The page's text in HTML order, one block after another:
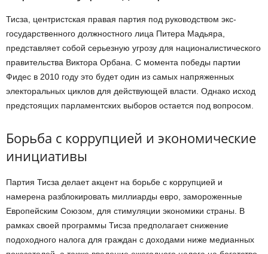
Тисза, центристская правая партия под руководством экс-
государственного должностного лица Питера Мадьяра,
представляет собой серьезную угрозу для националистического
правительства Виктора Орбана. С момента победы партии
Фидес в 2010 году это будет один из самых напряженных
электоральных циклов для действующей власти. Однако исход
предстоящих парламентских выборов остается под вопросом.
Борьба с коррупцией и экономические
инициативы
Партия Тисза делает акцент на борьбе с коррупцией и
намерена разблокировать миллиарды евро, замороженные
Европейским Союзом, для стимуляции экономики страны. В
рамках своей программы Тисза предполагает снижение
подоходного налога для граждан с доходами ниже медианных